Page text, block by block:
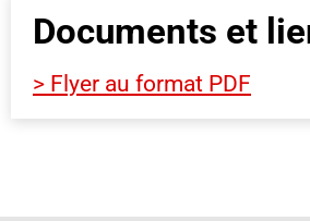
Documents et
> Flyer au format PDF